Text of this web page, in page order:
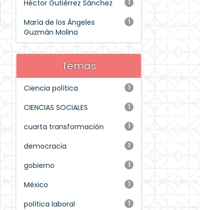
1
Héctor Gutiérrez Sánchez
1
María de los Ángeles
Guzmán Molina
Temas
1
Ciencia política
1
CIENCIAS SOCIALES
1
cuarta transformación
1
democracia
1
gobierno
1
México
1
política laboral